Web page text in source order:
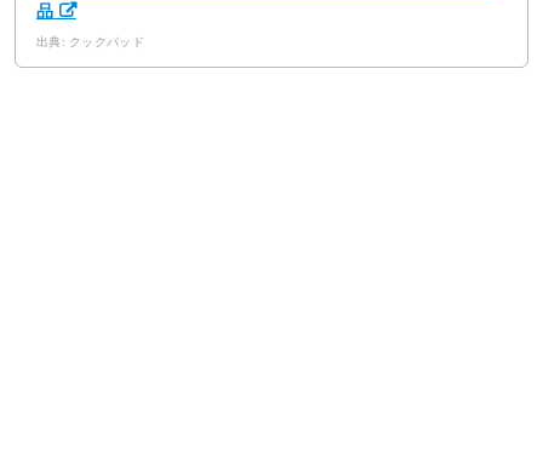
品
出典: クックパッド